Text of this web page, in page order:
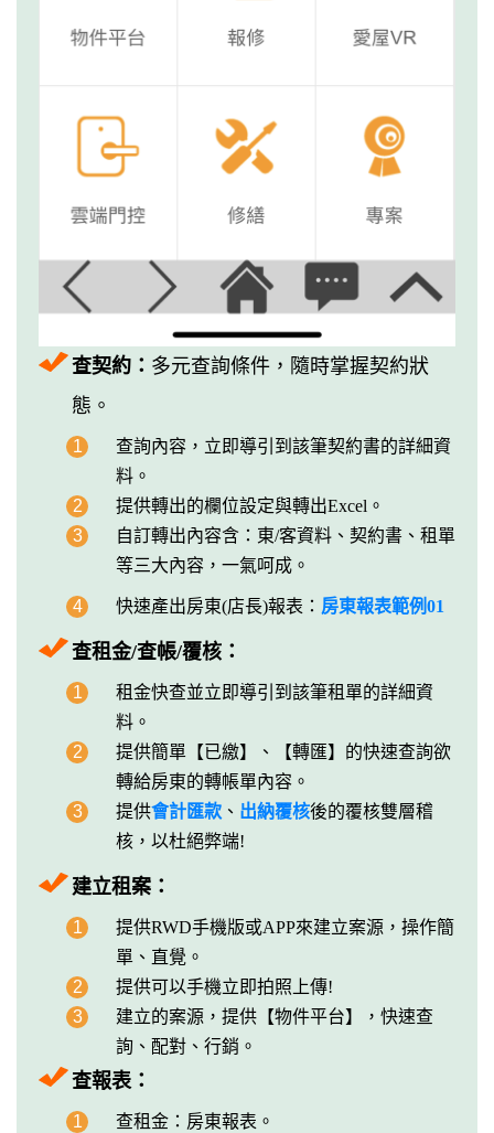
查契約： 多元查詢條件，隨時掌握契約狀
態。
1
查詢內容，立即導引到該筆契約書的詳細資
料。
2
提供轉出的欄位設定與轉出Excel。
3
自訂轉出內容含：東/客資料、契約書、租單
等三大內容，一氣呵成。
4 快速產出房東(店長)報表： 房東報表範例01
查租金/查帳/覆核：
1
租金快查並立即導引到該筆租單的詳細資
料。
2
提供簡單【已繳】、【轉匯】的快速查詢欲
轉給房東的轉帳單內容。
3
提供會計匯款 、 出納覆核後的覆核雙層稽
核，以杜絕弊端!
建立租案：
1
提供RWD手機版或APP來建立案源，操作簡
單、直覺。
2
提供可以手機立即拍照上傳!
3
建立的案源，提供【物件平台】，快速查
詢、配對、行銷。
查報表：
1
查租金：房東報表。